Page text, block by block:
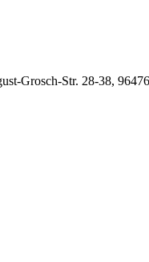
Grosch-Str. 28-38,